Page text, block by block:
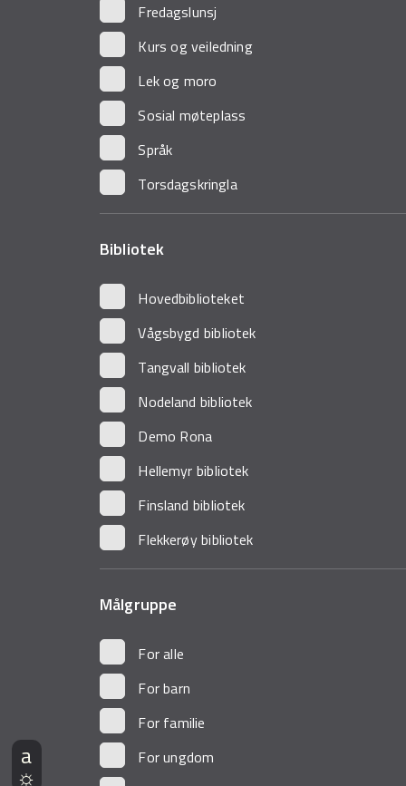
Fredagslunsj
Kurs og veiledning
Lek og moro
Sosial møteplass
Språk
Torsdagskringla
Bibliotek
Hovedbiblioteket
Vågsbygd bibliotek
Tangvall bibliotek
Nodeland bibliotek
Demo Rona
Hellemyr bibliotek
Finsland bibliotek
Flekkerøy bibliotek
Målgruppe
For alle
For barn
For familie
For ungdom